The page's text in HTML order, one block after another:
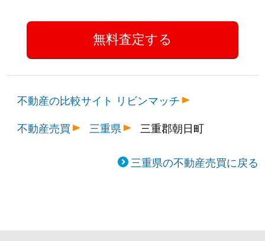
不動産の比較サイト リビンマッチ
不動産売買
三重県 三重郡朝日町
三重県の不動産売買に戻る